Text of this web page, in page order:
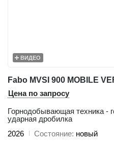
ВИДЕО
Цена по запросу
Горнодобывающая техника -
ударная дробилка
2026
Состояние новый